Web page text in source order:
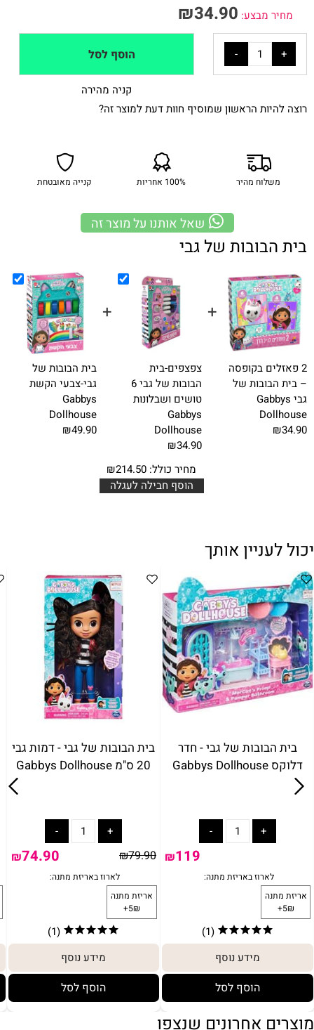
מחיר מבצע: ₪34.90
הוסף לסל
קניה מהירה
רוצה להיות הראשון שמוסיף חוות דעת למוצר זה?
משלוח מהיר 100% אחריות קנייה מאובטחת
שאל אותנו על מוצר זה
בית הבובות של גבי
2 פאזלים בקופסה
– בית הבובות של
גבי Gabbys
Dollhouse
₪34.90
+
צפצפים-בית
הבובות של גבי 6
טושים ושבלונות
Gabbys
Dollhouse
₪34.90
+
בית הבובות של
גבי-צבעי הקשת
Gabbys
Dollhouse
₪49.90
מחיר כולל: ₪214.50
הוסף חבילה לעגלה
יכול לעניין אותך
בית הבובות של גבי - דמות גבי
20 ס"מ Gabbys Dollhouse
₪79.90
₪74.90
(1)
מידע נוסף
הוסף לסל
בית הבובות של גבי - חדר
דלוקס Gabbys Dollhouse
₪119
(1)
מידע נוסף
הוסף לסל
מוצרים אחרונים שנצפו